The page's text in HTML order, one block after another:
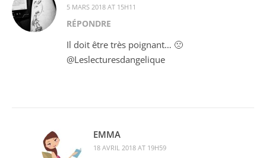
5 MARS 2018 AT 15H11
RÉPONDRE
Il doit être très poignant… 🙁
@Leslecturesdangelique
EMMA
18 AVRIL 2018 AT 19H59